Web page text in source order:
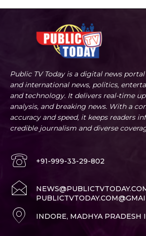
Public TV Today is a digital news
and international news, politics,
and technology. It delivers real-time
analysis, and breaking news. With a
accuracy and speed, it keeps readers
credible journalism and diverse
+91-999-33-29-802
INDORE, MADHYA PRADESH